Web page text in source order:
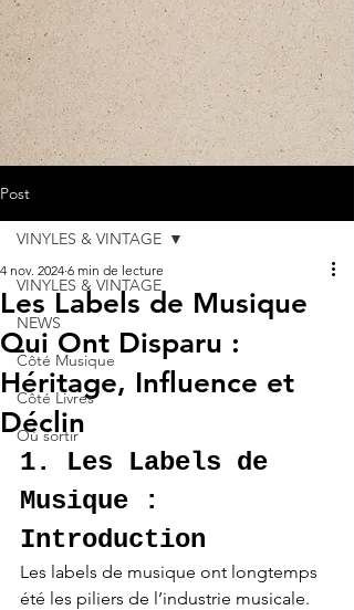
Post
VINYLES & VINTAGE
NEWS
Côté Musique
Côté Livres
Où sortir
VINYLES & VINTAGE
Les Labels de Musique
Qui Ont Disparu :
Héritage, Influence et
Déclin
4 nov. 2024 6 min de lecture
1. Les Labels de
Musique :
Introduction
Les labels de musique ont longtemps
été les piliers de l’industrie musicale.